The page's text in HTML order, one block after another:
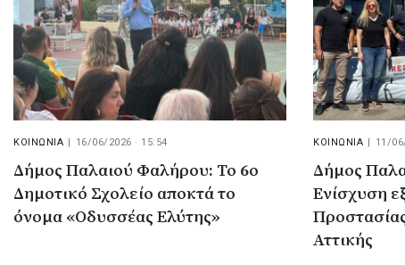
ΚΟΙΝΩΝΙΑ | 16/06/2026 · 15:54
Δήμος Παλαιού Φαλήρου: Το 6ο
Δημοτικό Σχολείο αποκτά το
όνομα «Οδυσσέας Ελύτης»
ΚΟΙΝΩΝΙΑ | 11/
Δήμος
Ενίσχυση
Αττικής